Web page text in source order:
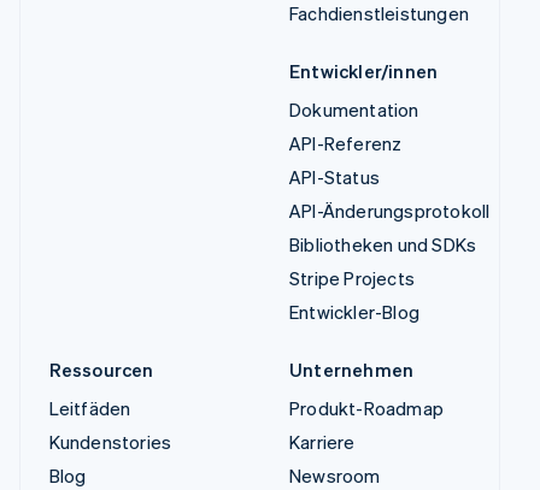
Fachdienstleistungen
Entwickler/innen
Dokumentation
API-Referenz
API-Status
API-Änderungsprotokoll
Bibliotheken und SDKs
Stripe Projects
Entwickler-Blog
Ressourcen
Leitfäden
Kundenstories
Blog
Unternehmen
Produkt-Roadmap
Karriere
Newsroom